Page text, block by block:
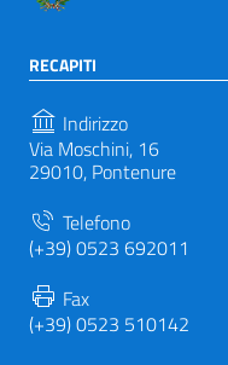
RECAPITI
Indirizzo
Via Moschini, 16
29010, Pontenure
Telefono
(+39) 0523 692011
Fax
(+39) 0523 510142